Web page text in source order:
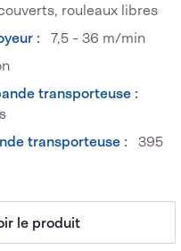
rouleaux libres
:
7,5 - 36 m/min
transporteuse :
transporteuse :
395
le produit